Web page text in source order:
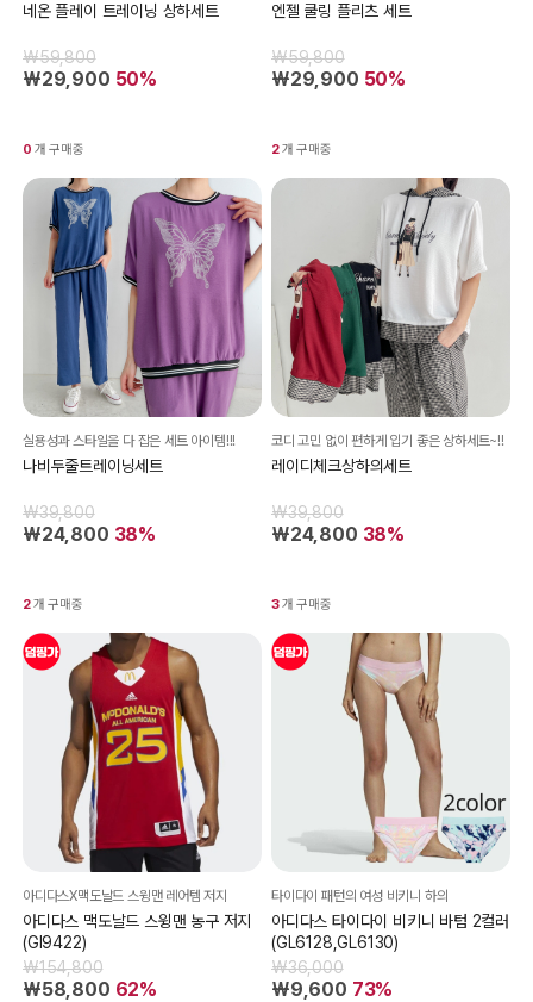
네온 플레이 트레이닝 상하세트
₩59,800
₩29,900 50%
0 개 구매중
엔젤 쿨링 플리츠 세트
₩59,800
₩29,900 50%
2개 구매중
실용성과 스타일을 다 잡은 세트 아이템!!!
나비두줄트레이닝세트
₩39,800
₩24,800 38%
2개 구매중
코디 고민 없이 편하게 입기 좋은 상하세트~!!
레이디체크상하의세트
₩39,800
₩24,800 38%
3개 구매중
아디다스X맥도날드 스윙맨 레어템 저지
아디다스 맥도날드 스윙맨 농구 저지
(GI9422)
₩154,800
₩58,800 62%
타이다이 패턴의 여성 비키니 하의
아디다스 타이다이 비키니 바텀 2컬러
(GL6128,GL6130)
₩36,000
₩9,600 73%